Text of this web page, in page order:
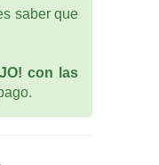
saber que
con las